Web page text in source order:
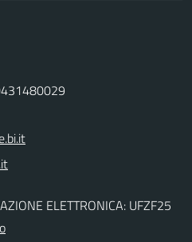
ELETTRONICA: UFZF25